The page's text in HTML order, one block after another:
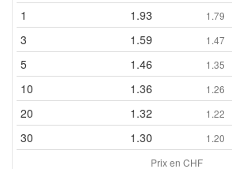
1 1.93 1.79
3 1.59 1.47
5 1.46 1.35
10 1.36 1.26
20 1.32 1.22
30 1.30
1.20
Prix en CHF